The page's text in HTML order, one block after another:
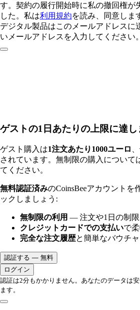
す。契約の履行開始時に私の撤回権が
した。私は利用規約を読み、同意しま
デジタル製品はこのメールアドレスに
いメールアドレスを入力してください。
ゲストの1日あたりの上限に達し
ゲスト購入は1注文あたり1000ユーロ 、
されています。無制限の購入について
てください。
無料認証済みのCoinsBeeアカウントを
ックしましょう:
無制限の利用 — 注文や1日の制限
クレジットカードでの支払いで
完全な注文履歴と簡単なバウチ
認証する — 無料
ログイン
認証は2分もかかりません。あなたのデータは
ます。